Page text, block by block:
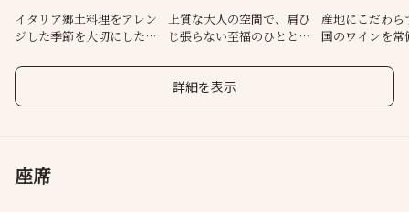
イタリア郷土料理をアレン
ジした季節を大切にした一
上質な大人の空間で、肩ひ
じ張らない至福のひととき
産地にこだわら
国のワインを常
詳細を表示
座席